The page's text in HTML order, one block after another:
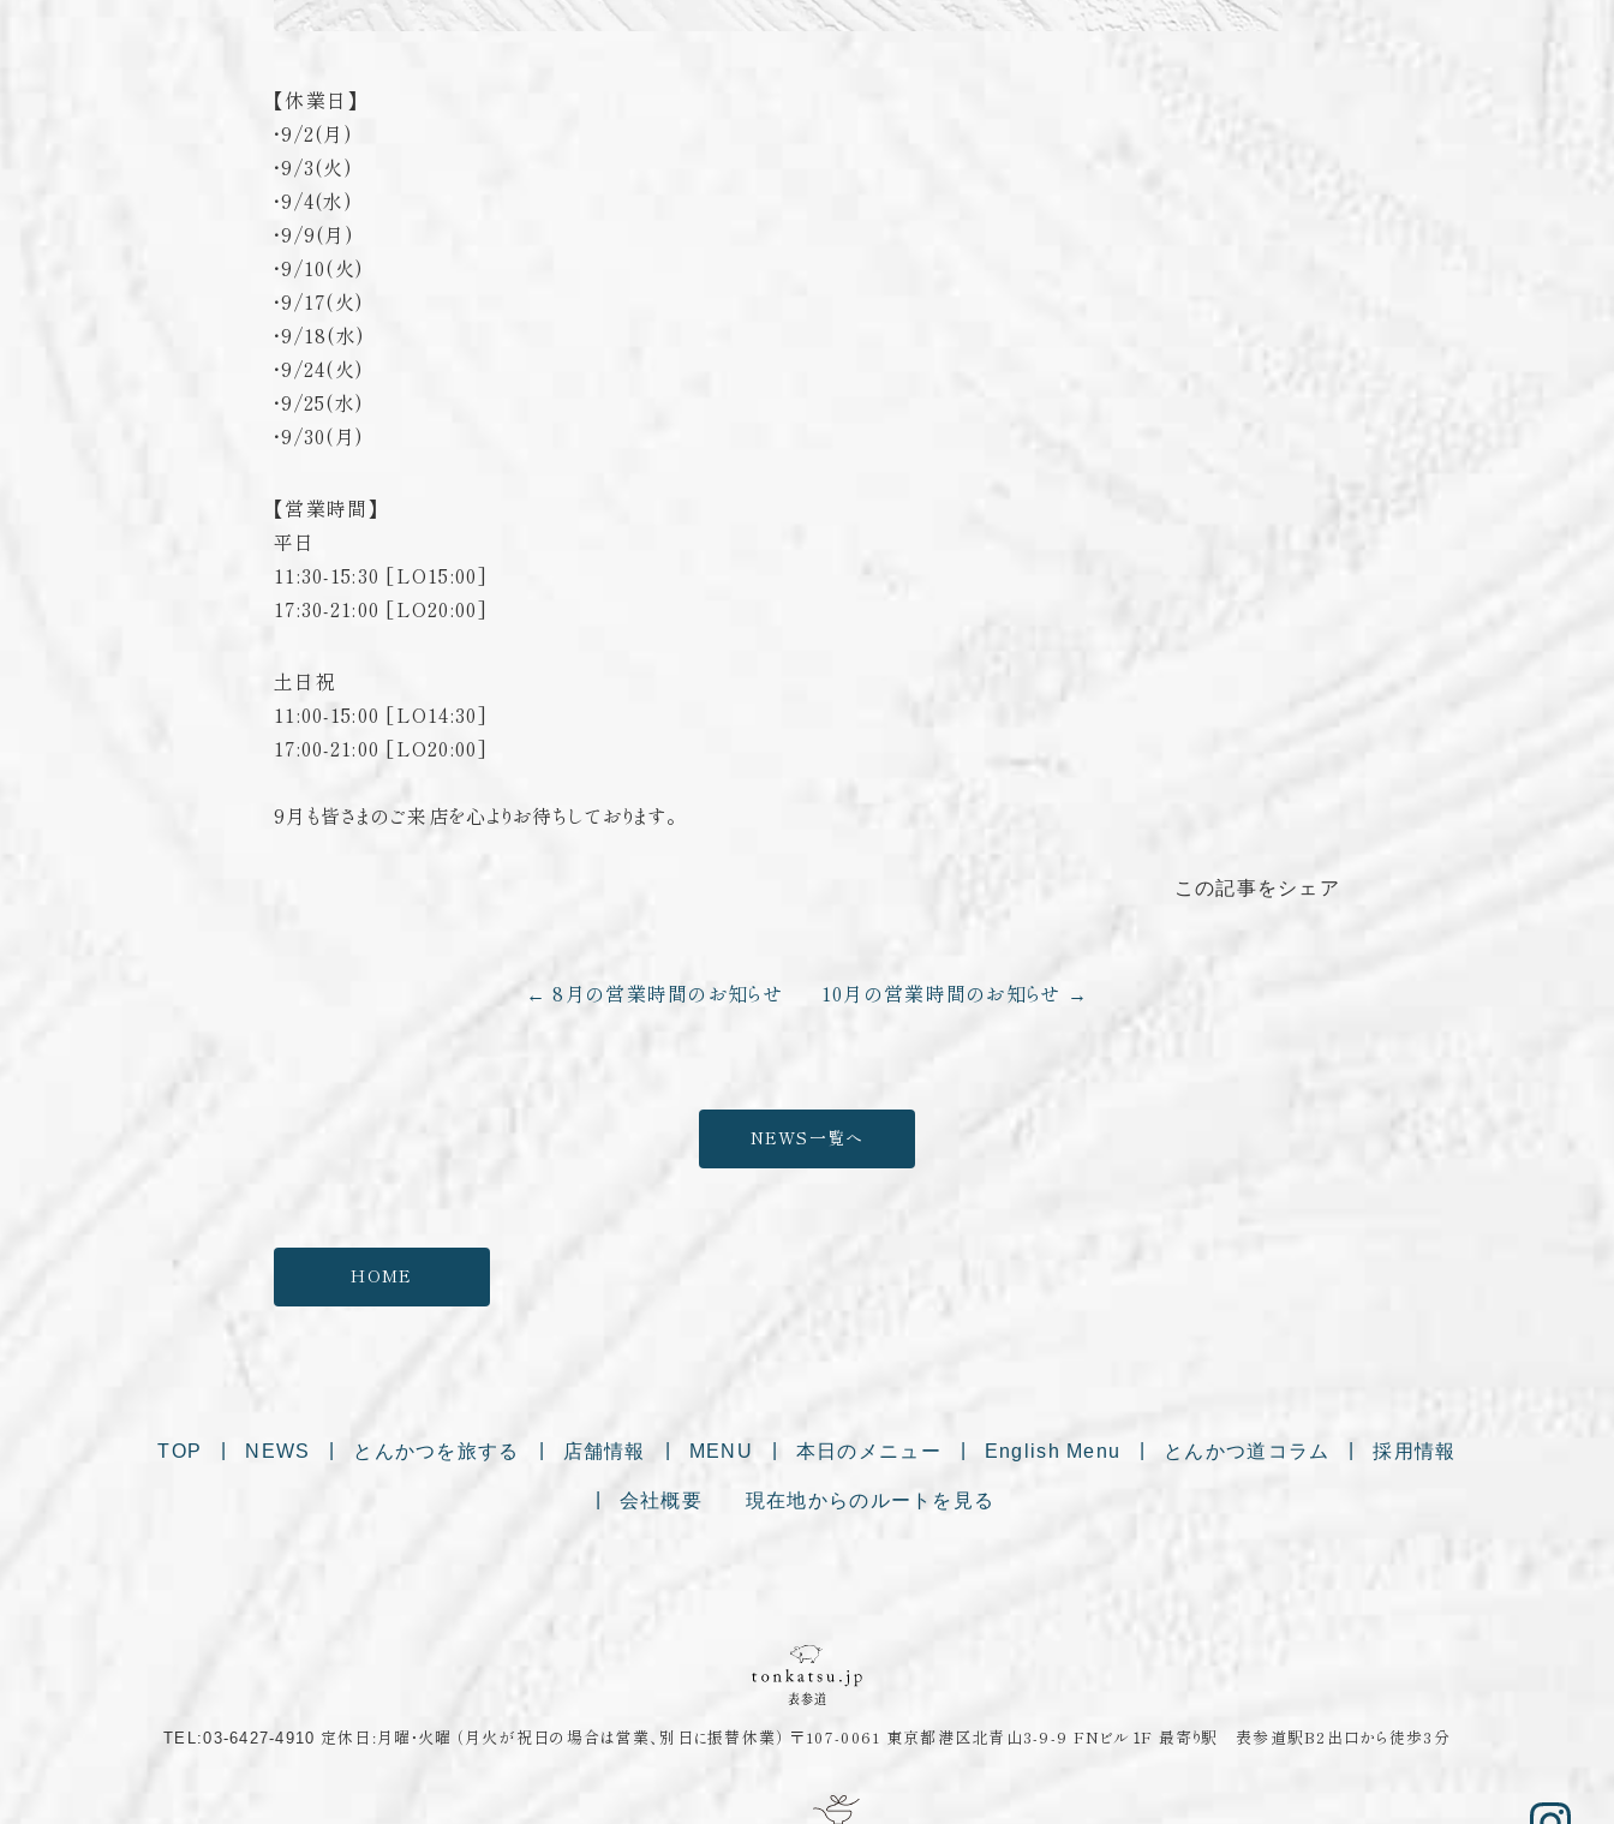
【休業日】
・9/2(月)
・9/3(火)
・9/4(水)
・9/9(月)
・9/10(火)
・9/17(火)
・9/18(水)
・9/24(火)
・9/25(水)
・9/30(月)
【営業時間】
平日
11:30-15:30 [LO15:00]
17:30-21:00 [LO20:00]
土日祝
11:00-15:00 [LO14:30]
17:00-21:00 [LO20:00]
9月も皆さまのご来店を心よりお待ちしております。
この記事をシェア
8月の営業時間のお知らせ 10月の営業時間のお知らせ
NEWS一覧へ
HOME
TOP NEWS とんかつを旅する 店舗情報 MENU 本日のメニュー English Menu とんかつ道コラム 採用情報
会社概要 現在地からのルートを見る
TEL:03-6427-4910 定休日:月曜・火曜 （月火が祝日の場合は営業、別日に振替休業） 〒107-0061 東京都港区北青山3-9-9 FNビル１F 最寄り駅 表参道駅B2出口から徒歩3分